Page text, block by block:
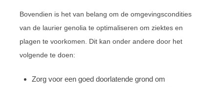
Bovendien is het van belang om de omgevingscondities
van de laurier genolia te optimaliseren om ziektes en
plagen te voorkomen. Dit kan onder andere door het
volgende te doen:
Zorg voor een goed doorlatende grond om